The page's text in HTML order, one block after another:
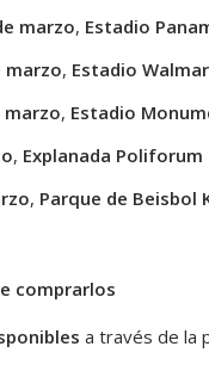
marzo, Estadio
marzo, Estadio
marzo, Estadio
, Explanada Poliforum
, Parque de Beisbol
comprarlos
a través de la